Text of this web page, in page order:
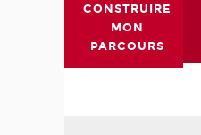
CONSTRUIRE
MON
PARCOURS